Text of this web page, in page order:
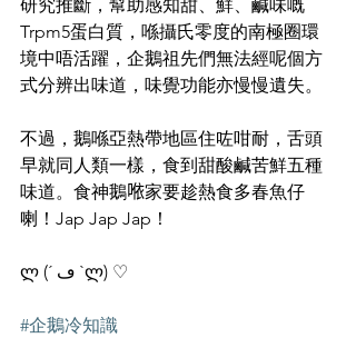
研究推斷，幫助感知甜、鮮、鹹味嘅
Trpm5蛋白質，喺攝氏零度的南極圈環
境中唔活躍，企鵝祖先們無法經呢個方
式分辨出味道，味覺功能亦慢慢遺失。
不過，鵝喺亞熱帶地區住咗咁耐，舌頭
早就同人類一樣，食到甜酸鹹苦鮮五種
味道。食神鵝𠵱家要趁熱食多春魚仔
喇！Jap Jap Jap！
ლ (´ ڡ `ლ) ♡
#企鵝冷知識